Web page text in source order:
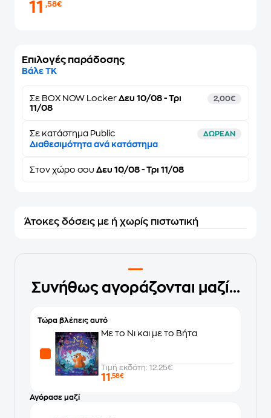
11,58€
Επιλογές παράδοσης
Βάλε ΤΚ
Σε BOX NOW Locker Δευ 10/08 - Τρι
11/08
2,00€
Σε κατάστημα Public ΔΩΡΕΑΝ
Διαθεσιμότητα ανά κατάστημα
Στον χώρο σου Δευ 10/08 - Τρι 11/08
Άτοκες δόσεις με ή χωρίς πιστωτική
Συνήθως αγοράζονται μαζί...
Τώρα βλέπεις αυτό
Με το Νι και με το Βήτα
Τιμή εκδότη: 12.25€
11 ,58€
Αγόρασε μαζί